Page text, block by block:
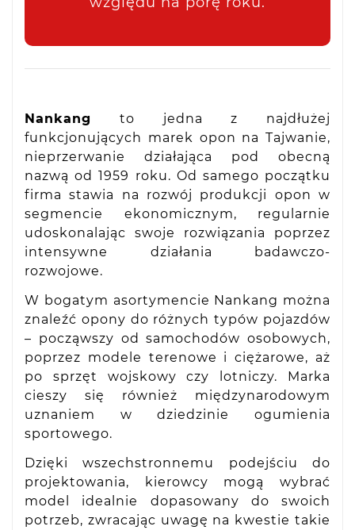
Nankang
to jedna z najdłużej
funkcjonujących marek opon na Tajwanie,
nieprzerwanie działająca pod obecną
nazwą od 1959 roku. Od samego początku
firma stawia na rozwój produkcji opon w
segmencie ekonomicznym, regularnie
udoskonalając swoje rozwiązania poprzez
intensywne działania badawczo-
rozwojowe.
W bogatym asortymencie Nankang można
znaleźć opony do różnych typów pojazdów
– począwszy od samochodów osobowych,
poprzez modele terenowe i ciężarowe, aż
po sprzęt wojskowy czy lotniczy. Marka
cieszy się również międzynarodowym
uznaniem w dziedzinie ogumienia
sportowego.
Dzięki wszechstronnemu podejściu do
projektowania, kierowcy mogą wybrać
model idealnie dopasowany do swoich
potrzeb, zwracając uwagę na kwestie takie